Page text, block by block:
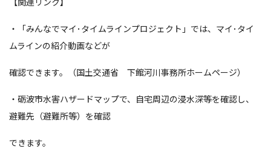
・「みんなでマイ･タイムラインプロジェクト」では、マイ･タイ
ムラインの紹介動画などが
確認できます。（国土交通省 下館河川事務所ホームページ）
・砺波市水害ハザードマップで、自宅周辺の浸水深等を確認し、
避難先（避難所等）を確認
できます。